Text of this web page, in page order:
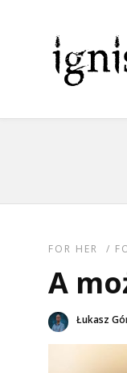
FOR HER /
A
Łukasz